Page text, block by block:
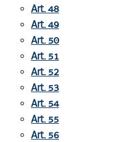
Art. 48
Art. 49
Art. 50
Art. 51
Art. 52
Art. 53
Art. 54
Art. 55
Art. 56